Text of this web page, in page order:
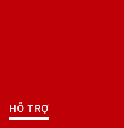
HỖ TRỢ